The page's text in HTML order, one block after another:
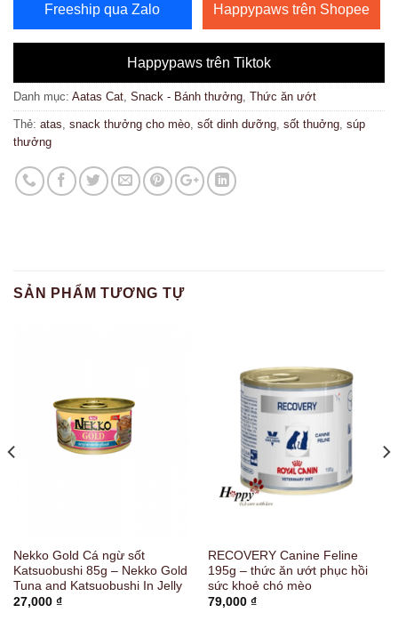
Freeship qua Zalo Happypaws trên Shopee
Happypaws trên Tiktok
Danh mục: Aatas Cat Snack - Bánh thưởng Thức ăn ướt
Thẻ: atas snack thưởng cho mèo sốt dinh dưỡng sốt thuởng súp
thưởng
SẢN PHẨM TƯƠNG TỰ
Nekko Gold Cá ngừ sốt
Katsuobushi 85g – Nekko Gold
Tuna and Katsuobushi In Jelly
27,000 ₫
RECOVERY Canine Feline
195g – thức ăn ướt phục hồi
sức khoẻ chó mèo
79,000 ₫